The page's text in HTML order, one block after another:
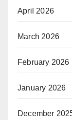
April 2026
March 2026
February 2026
January 2026
December